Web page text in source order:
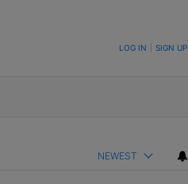
ARE POSTED LOG IN SIGN UP
NEWEST